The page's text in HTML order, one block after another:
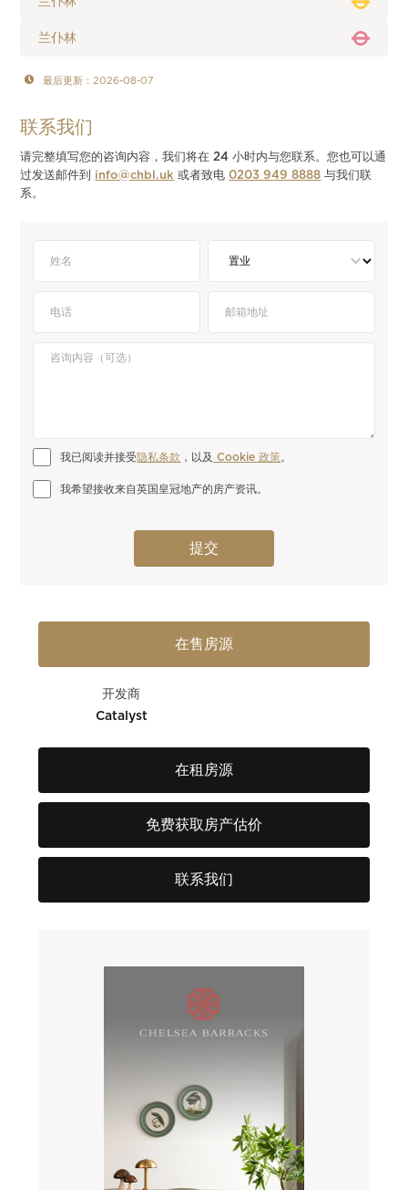
兰仆林
最后更新：2026-08-07
联系我们
请完整填写您的咨询内容，我们将在 24 小时内与您联系。您也可以通
过发送邮件到 info@chbl.uk 或者致电0203 949 8888 与我们联
系。
我已阅读并接受隐私条款 ，以及 Cookie 政策。
我希望接收来自英国皇冠地产的房产资讯。
在售房源
开发商
Catalyst
在租房源
免费获取房产估价
联系我们